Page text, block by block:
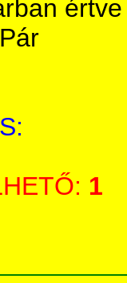
értve
1